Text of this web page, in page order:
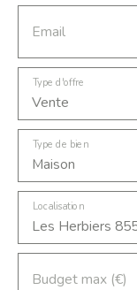
Email
Vente
Type d'offre
Maison
Type de bien
Les Herbiers
Localisation
Budget max (€)